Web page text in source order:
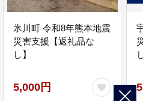
氷川町 令和8年熊本地震
災害支援【返礼品な
し】
5,000円